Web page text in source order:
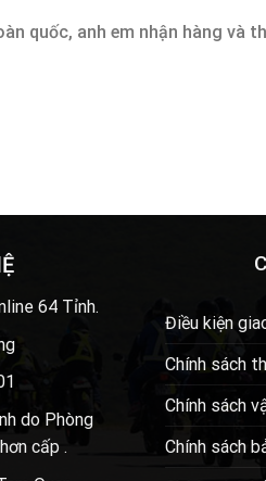
quốc, anh em nhận hàng và
64 Tỉnh.
do Phòng
cấp .
Điều kiện
Chính sách
Chính sách
Chính sách